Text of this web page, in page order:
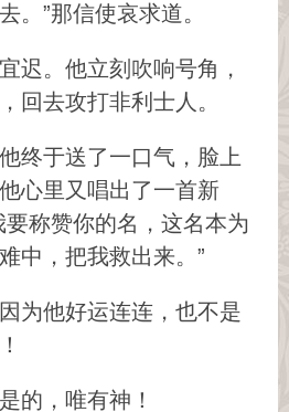
。”那信使哀求道。
迟。他立刻吹响号角，
回去攻打非利士人。
终于送了一口气，脸上
心里又唱出了一首新
要称赞你的名，这名本为
中，把我救出来。”
为他好运连连，也不是
的，唯有神！